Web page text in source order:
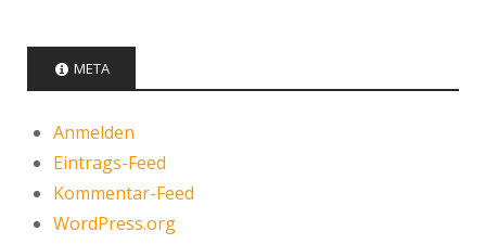
META
Anmelden
Eintrags-Feed
Kommentar-Feed
WordPress.org